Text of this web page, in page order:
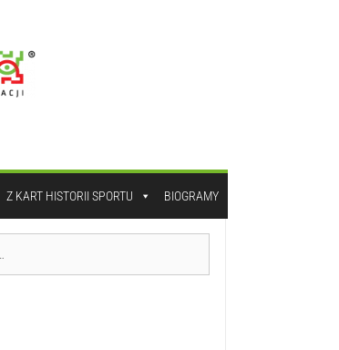
Z KART HISTORII SPORTU BIOGRAMY